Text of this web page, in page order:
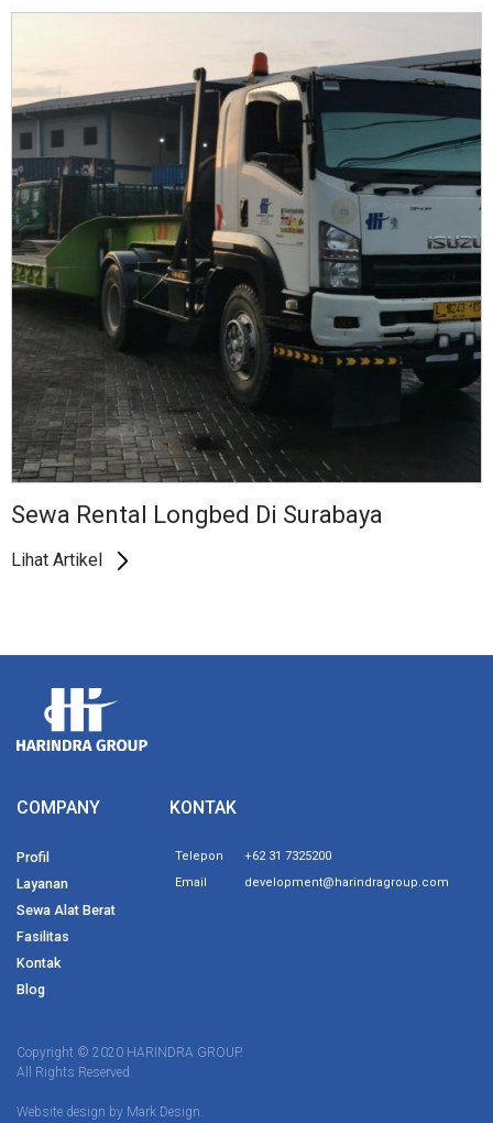
Sewa Rental Longbed Di Surabaya
Lihat Artikel
COMPANY
Profil
Layanan
Sewa Alat Berat
Fasilitas
Kontak
Blog
KONTAK
Telepon
+62 31 7325200
Email
development@harindragroup.com
Copyright © 2020 HARINDRA GROUP.
All Rights Reserved.
Website design by Mark Design.